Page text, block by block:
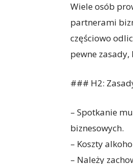
Wiele osób
partnerami
częściowo
pewne
### H2:
– Spotkanie
biznesowych.
– Koszty
– Należy